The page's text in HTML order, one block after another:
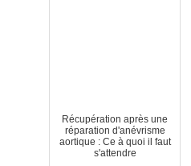
Récupération après une
réparation d'anévrisme
aortique : Ce à quoi il faut
s'attendre